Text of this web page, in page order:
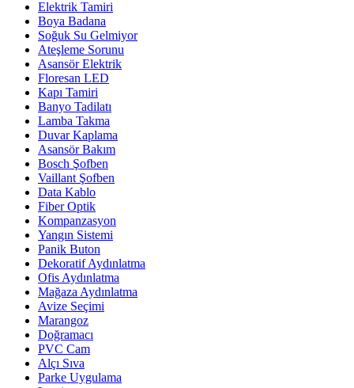
Elektrik Tamiri
Boya Badana
Soğuk Su Gelmiyor
Ateşleme Sorunu
Asansör Elektrik
Floresan LED
Kapı Tamiri
Banyo Tadilatı
Lamba Takma
Duvar Kaplama
Asansör Bakım
Bosch Şofben
Vaillant Şofben
Data Kablo
Fiber Optik
Kompanzasyon
Yangın Sistemi
Panik Buton
Dekoratif Aydınlatma
Ofis Aydınlatma
Mağaza Aydınlatma
Avize Seçimi
Marangoz
Doğramacı
PVC Cam
Alçı Sıva
Parke Uygulama